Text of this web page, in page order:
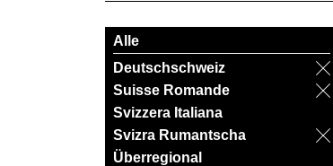
Alle
Deutschschweiz
Suisse Romande
Svizzera Italiana
Svizra Rumantscha
Überregional